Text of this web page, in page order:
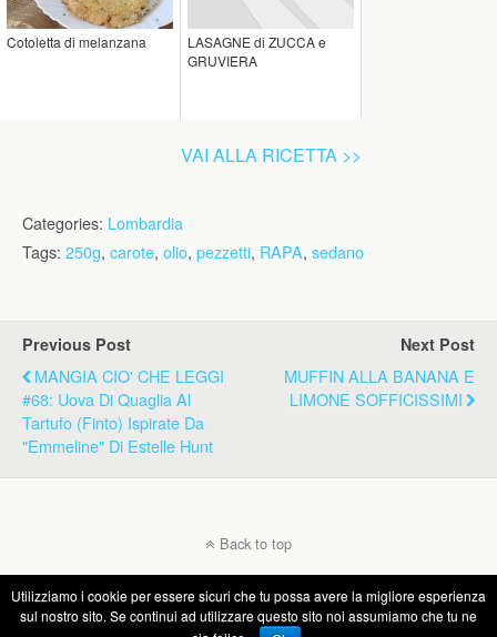
Cotoletta di melanzana
LASAGNE di ZUCCA e
GRUVIERA
VAI ALLA RICETTA >>
Categories: Lombardia
Tags: 250g, carote, olio, pezzetti, RAPA, sedano
Previous Post
MANGIA CIO' CHE LEGGI
#68: Uova Di Quaglia Al
Tartufo (finto) Ispirate Da
"Emmeline" Di Estelle Hunt
Next Post
MUFFIN ALLA BANANA E
LIMONE SOFFICISSIMI
Back to top
Mobile Desktop
Utilizziamo i cookie per essere sicuri che tu possa avere la migliore esperienza
sul nostro sito. Se continui ad utilizzare questo sito noi assumiamo che tu ne